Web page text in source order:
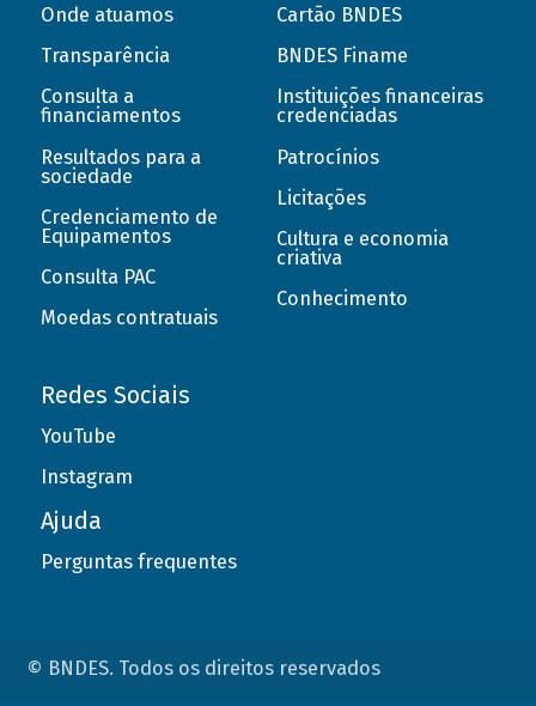
Onde atuamos
Transparência
Consulta a
financiamentos
Resultados para a
sociedade
Credenciamento de
Equipamentos
Consulta PAC
Moedas contratuais
Cartão BNDES
BNDES Finame
Instituições financeiras
credenciadas
Patrocínios
Licitações
Cultura e economia
criativa
Conhecimento
Redes Sociais
YouTube
Instagram
Ajuda
Perguntas frequentes
© BNDES. Todos os direitos reservados